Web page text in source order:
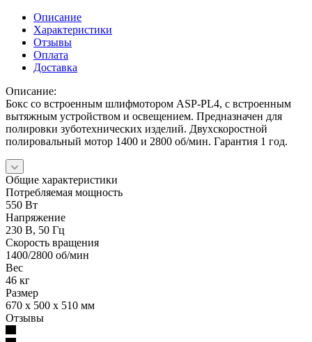
Описание
Характеристики
Отзывы
Оплата
Доставка
Описание:
Бокс со встроенным шлифмотором ASP-PL4, с встроенным
вытяжным устройством и освещением. Предназначен для
полировки зуботехнических изделий. Двухскоростной
полировальный мотор 1400 и 2800 об/мин. Гарантия 1 год.
Общие характеристики
Потребляемая мощность
550 Вт
Напряжение
230 В, 50 Гц
Скорость вращения
1400/2800 об/мин
Вес
46 кг
Размер
670 х 500 х 510 мм
Отзывы